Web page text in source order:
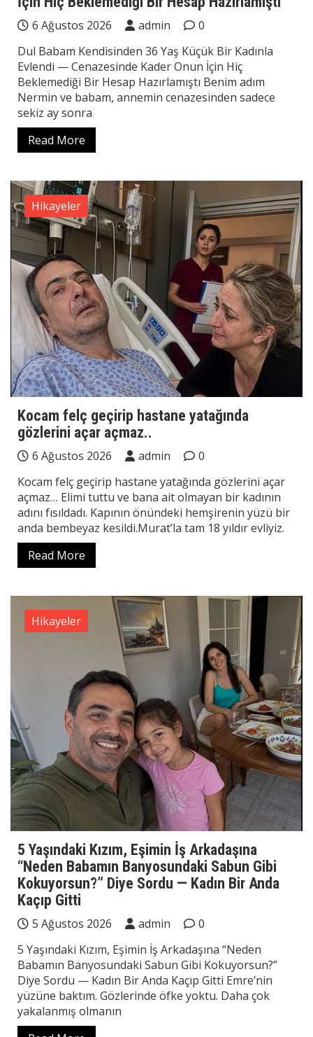
6 Ağustos 2026 admin
0
Dul Babam Kendisinden 36 Yaş Küçük Bir Kadınla
Evlendi — Cenazesinde Kader Onun İçin Hiç
Beklemediği Bir Hesap Hazırlamıştı Benim adım
Nermin ve babam, annemin cenazesinden sadece
sekiz ay sonra
Read More
Hikayeler
Kocam felç geçirip hastane yatağında
gözlerini açar açmaz..
6 Ağustos 2026 admin
0
Kocam felç geçirip hastane yatağında gözlerini açar
açmaz… Elimi tuttu ve bana ait olmayan bir kadının
adını fısıldadı. Kapının önündeki hemşirenin yüzü bir
anda bembeyaz kesildi.Murat’la tam 18 yıldır evliyiz.
Read More
Hikayeler
5 Yaşındaki Kızım, Eşimin İş Arkadaşına
“Neden Babamın Banyosundaki Sabun Gibi
Kokuyorsun?” Diye Sordu — Kadın Bir Anda
Kaçıp Gitti
5 Ağustos 2026 admin
0
5 Yaşındaki Kızım, Eşimin İş Arkadaşına “Neden
Babamın Banyosundaki Sabun Gibi Kokuyorsun?”
Diye Sordu — Kadın Bir Anda Kaçıp Gitti Emre’nin
yüzüne baktım. Gözlerinde öfke yoktu. Daha çok
yakalanmış olmanın